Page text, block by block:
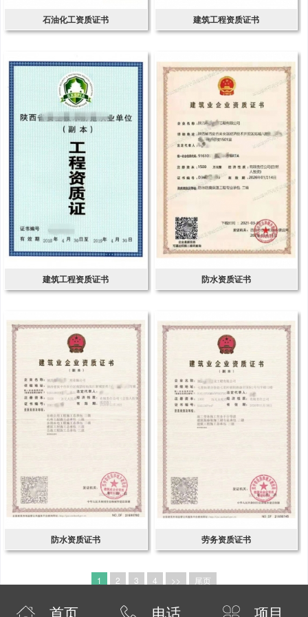
石油化工资质证书 建筑工程资质证书
建筑工程资质证书 防水资质证书
防水资质证书 劳务资质证书
1 2 3 4 >> 尾页
首页 电话 项目